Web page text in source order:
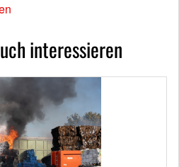
interessieren